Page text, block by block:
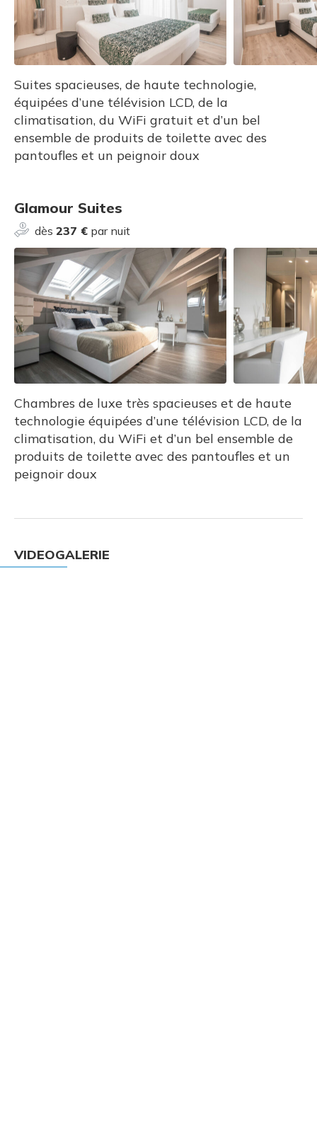
Suites spacieuses, de haute technologie,
équipées d’une télévision LCD, de la
climatisation, du WiFi gratuit et d’un bel
ensemble de produits de toilette avec des
pantoufles et un peignoir doux
Glamour Suites
dès 237 € par nuit
Chambres de luxe très spacieuses et de haute
technologie équipées d’une télévision LCD, de la
climatisation, du WiFi et d’un bel ensemble de
produits de toilette avec des pantoufles et un
peignoir doux
VIDEOGALERIE